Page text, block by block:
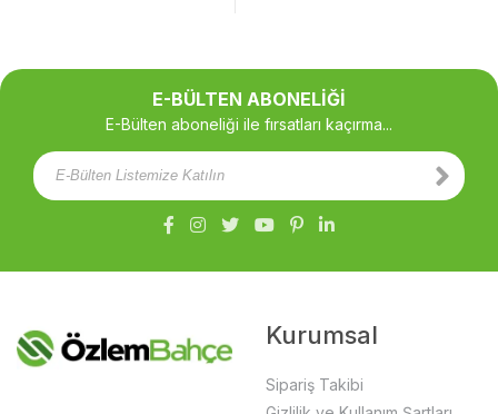
E-BÜLTEN ABONELİĞİ
E-Bülten aboneliği ile fırsatları kaçırma...
Kurumsal
Sipariş Takibi